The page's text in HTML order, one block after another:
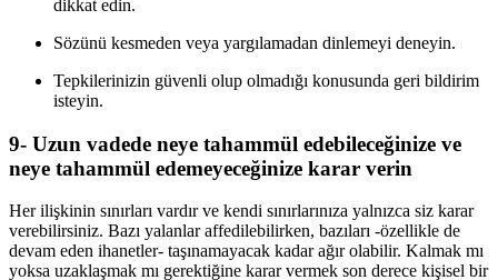
dikkat edin.
Sözünü kesmeden veya yargılamadan dinlemeyi deneyin.
Tepkilerinizin güvenli olup olmadığı konusunda geri bildirim
isteyin.
9- Uzun vadede neye tahammül edebileceğinize ve
neye tahammül edemeyeceğinize karar verin
Her ilişkinin sınırları vardır ve kendi sınırlarınıza yalnızca siz karar
verebilirsiniz. Bazı yalanlar affedilebilirken, bazıları -özellikle de
devam eden ihanetler- taşınamayacak kadar ağır olabilir. Kalmak mı
yoksa uzaklaşmak mı gerektiğine karar vermek son derece kişisel bir